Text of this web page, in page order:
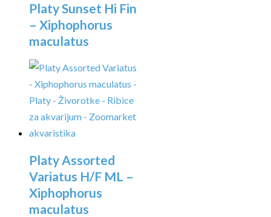
Platy Sunset Hi Fin
– Xiphophorus
maculatus
Platy Assorted
Variatus H/F ML –
Xiphophorus
maculatus